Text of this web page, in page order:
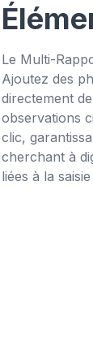
Le Multi-
Ajoutez des
directement
observations
clic,
cherchant à
liées à la